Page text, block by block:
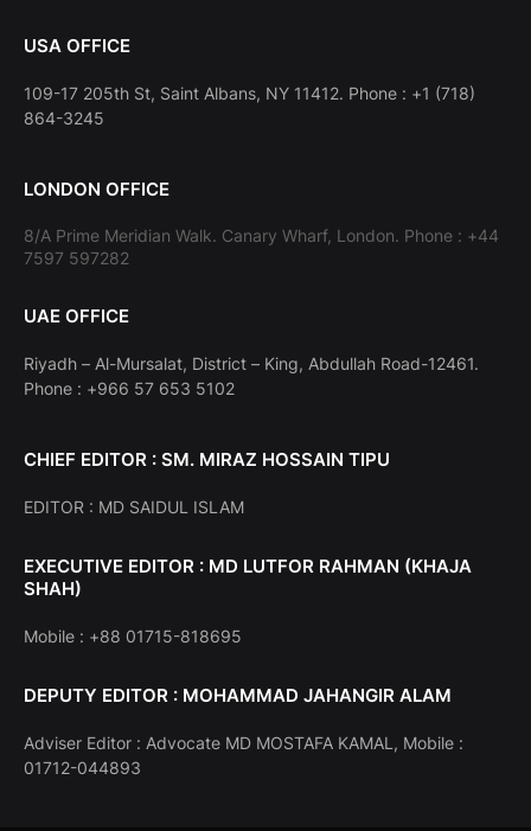
USA OFFICE
109-17 205th St, Saint Albans, NY 11412. Phone : +1 (718)
864-3245
LONDON OFFICE
8/A Prime Meridian Walk. Canary Wharf, London. Phone : +44
7597 597282
UAE OFFICE
Riyadh – Al-Mursalat, District – King, Abdullah Road-12461.
Phone : +966 57 653 5102
CHIEF EDITOR : SM. MIRAZ HOSSAIN TIPU
EDITOR : MD SAIDUL ISLAM
EXECUTIVE EDITOR : MD LUTFOR RAHMAN (KHAJA
SHAH)
Mobile : +88 01715-818695
DEPUTY EDITOR : MOHAMMAD JAHANGIR ALAM
Adviser Editor : Advocate MD MOSTAFA KAMAL, Mobile :
01712-044893